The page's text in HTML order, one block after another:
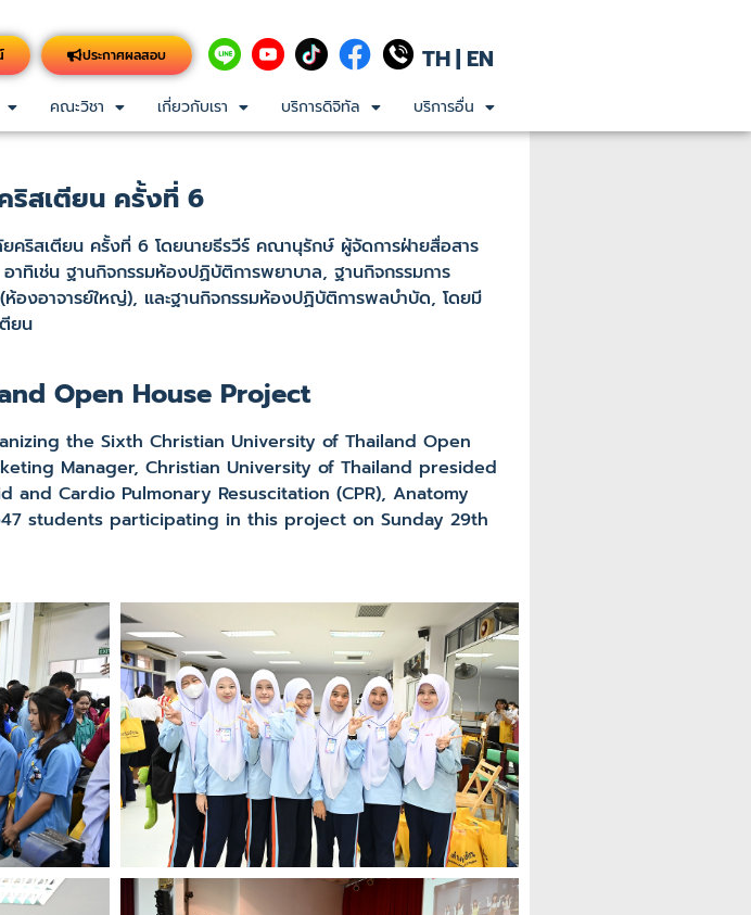
ประกาศผลสอบ TH| EN
คณะวิชา เกี่ยวกับเรา บริการดิจิทัล บริการอื่น
ริสเตียน ครั้งที่ 6
ริสเตียน ครั้งที่ 6 โดยนายธีรวีร์ คณานุรักษ์ ผู้จัดการฝ่ายสื่อสาร
าทิเช่น ฐานกิจกรรมห้องปฏิบัติการพยาบาล, ฐานกิจกรรมการ
องอาจารย์ใหญ่), และฐานกิจกรรมห้องปฏิบัติการพลบำบัด, โดยมี
ยน
Open House Project
the Sixth Christian University of Thailand Open
Manager, Christian University of Thailand presided
Cardio Pulmonary Resuscitation (CPR), Anatomy
students participating in this project on Sunday 29th